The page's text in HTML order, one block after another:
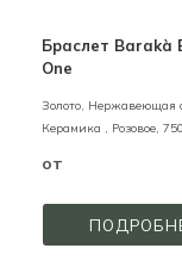
Браслет Barakà
One
Золото, Нержавеющая
Керамика , Розовое,
от